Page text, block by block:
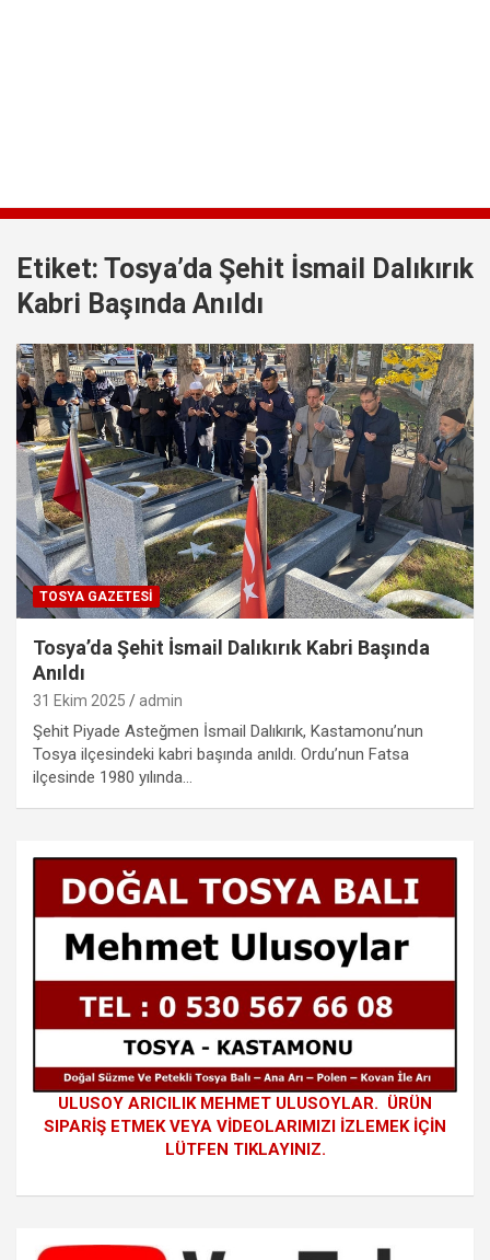
Etiket: Tosya’da Şehit İsmail Dalıkırık
Kabri Başında Anıldı
TOSYA GAZETESI
Tosya’da Şehit İsmail Dalıkırık Kabri Başında
Anıldı
31 Ekim 2025 admin
Şehit Piyade Asteğmen İsmail Dalıkırık, Kastamonu’nun
Tosya ilçesindeki kabri başında anıldı. Ordu’nun Fatsa
ilçesinde 1980 yılında…
ULUSOY ARICILIK MEHMET ULUSOYLAR. ÜRÜN
SIPARİŞ ETMEK VEYA VİDEOLARIMIZI İZLEMEK İÇİN
LÜTFEN TIKLAYINIZ.